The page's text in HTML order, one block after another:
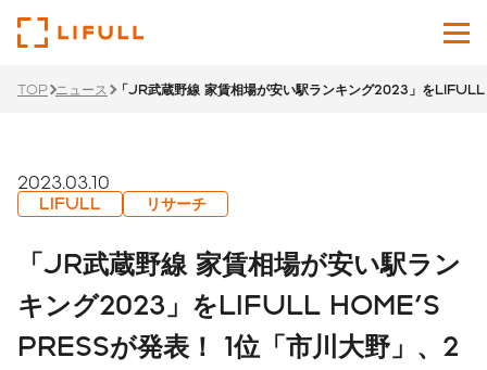
サービス
ニュース
サステナビリティ
TOP ニュース 「JR武蔵野線 家賃相場が安い駅ランキング2023」を
2023.03.10
LIFULL リサーチ
「JR武蔵野線 家賃相場が安い駅ラン
キング2023」をLIFULL HOME'S
PRESSが発表！ 1位「市川大野」、2